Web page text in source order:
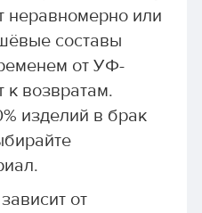
неравномерно или
составы
от УФ-
к возвратам.
изделий в брак
от